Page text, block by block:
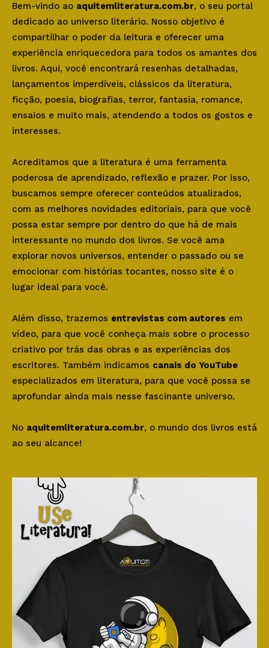
Bem-vindo ao aquitemliteratura.com.br, o seu portal
dedicado ao universo literário. Nosso objetivo é
compartilhar o poder da leitura e oferecer uma
experiência enriquecedora para todos os amantes dos
livros. Aqui, você encontrará resenhas detalhadas,
lançamentos imperdíveis, clássicos da literatura,
ficção, poesia, biografias, terror, fantasia, romance,
ensaios e muito mais, atendendo a todos os gostos e
interesses.
Acreditamos que a literatura é uma ferramenta
poderosa de aprendizado, reflexão e prazer. Por isso,
buscamos sempre oferecer conteúdos atualizados,
com as melhores novidades editoriais, para que você
possa estar sempre por dentro do que há de mais
interessante no mundo dos livros. Se você ama
explorar novos universos, entender o passado ou se
emocionar com histórias tocantes, nosso site é o
lugar ideal para você.
Além disso, trazemos entrevistas com autores em
vídeo, para que você conheça mais sobre o processo
criativo por trás das obras e as experiências dos
escritores. Também indicamos canais do YouTube
especializados em literatura, para que você possa se
aprofundar ainda mais nesse fascinante universo.
No aquitemliteratura.com.br, o mundo dos livros está
ao seu alcance!